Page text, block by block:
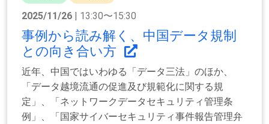
2025/11/26 | 13:30〜15:30
事例から読み解く、中国データ規制
との向き合い方
近年、中国ではいわゆる「データ三法」のほか、
「データ越境流通の促進及び規範化に関する規
定」、「ネットワークデータセキュリティ管理条
例」、「国家サイバーセキュリティ事件報告管理弁